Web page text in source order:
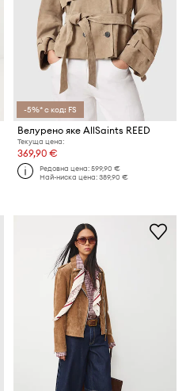
-5%* с код: FS
Велурено яке AllSaints REED
Текуща цена:
369,90 €
Редовна цена:599,90 €
Най-ниска цена:389,90 €